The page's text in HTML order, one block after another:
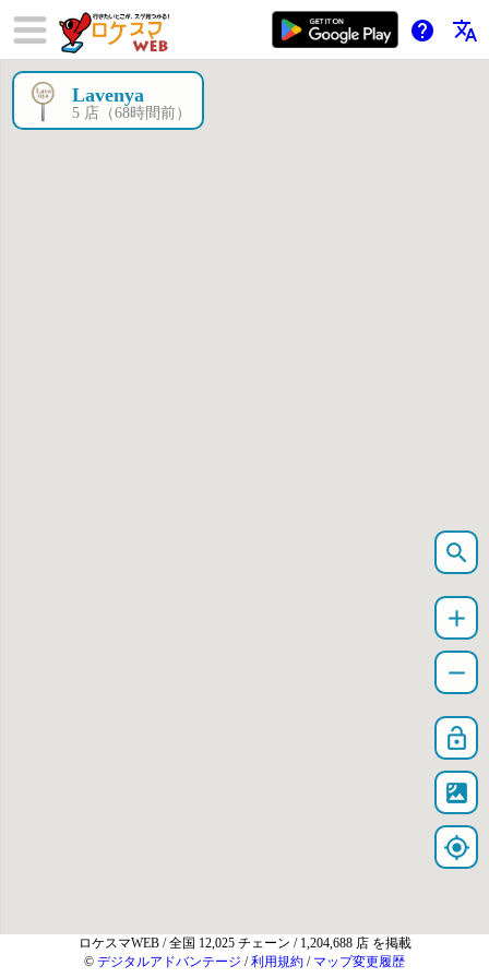
help translate
Lavenya
5 店（68時間前）
search
add
remove
lock_open
satellite
my_location
ロケスマWEB / 全国 12,025 チェーン / 1,204,688 店 を掲載
© デジタルアドバンテージ /利用規約 / マップ変更履歴